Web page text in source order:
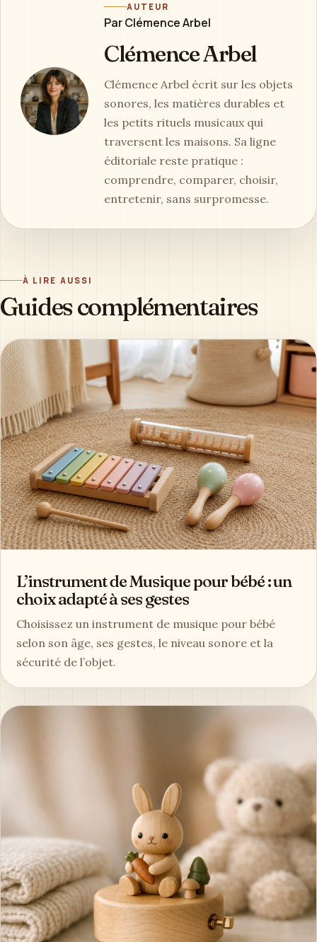
AUTEUR
Par Clémence Arbel
Clémence Arbel
Clémence Arbel écrit sur les objets
sonores, les matières durables et
les petits rituels musicaux qui
traversent les maisons. Sa ligne
éditoriale reste pratique :
comprendre, comparer, choisir,
entretenir, sans surpromesse.
À LIRE AUSSI
Guides complémentaires
L’instrument de Musique pour bébé : un
choix adapté à ses gestes
Choisissez un instrument de musique pour bébé
selon son âge, ses gestes, le niveau sonore et la
sécurité de l’objet.